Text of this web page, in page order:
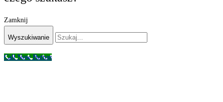
Zamknij
Wyszukiwanie
Call Now Button